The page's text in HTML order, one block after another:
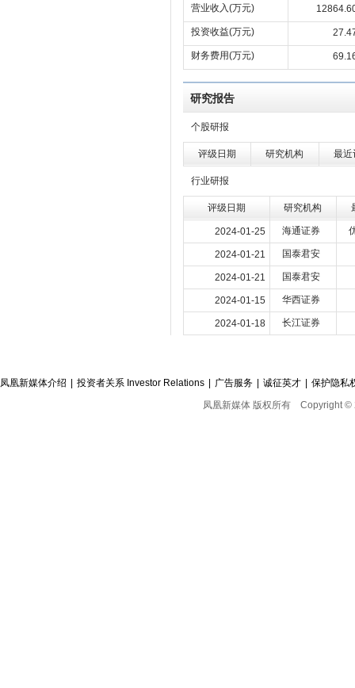
营业收入(万元)
投资收益(万元)
财务费用(万元)
研究报告
个股研报
评级日期 研究机构 最近
行业研报
评级日期 研究机构
2024-01-25 海通证券
2024-01-21 国泰君安
2024-01-21 国泰君安
2024-01-15 华西证券
2024-01-18 长江证券
凤凰新媒体介绍 投资者关系 Investor Relations 广告服务 诚征英才
保护隐私
凤凰新媒体 版权所有 Copyright ©